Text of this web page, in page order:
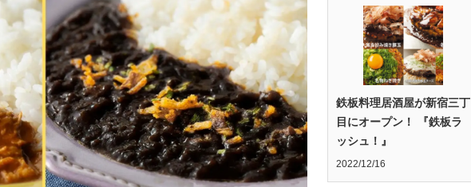
鉄板料理居酒屋が新宿三丁
目にオープン！ 『鉄板ラ
ッシュ！』
2022/12/16